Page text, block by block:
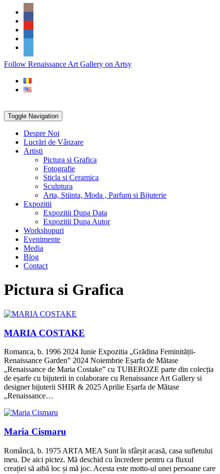
Skip
content
Social
Icons
PARTENER
Follow Renaissance Art Gallery on Artsy
Toggle Navigation
Despre Noi
Lucrări de Vânzare
Artisti
Pictura si Grafica
Fotografie
Sticla si Ceramica
Sculptura
Arta, Stiinta, Moda , Parfum si Bijuterie
Expozitii
Expozitii Dupa Data
Expozitii Dupa Autor
Workshopuri
Evenimente
Media
Blog
Contact
Pictura si Grafica
MARIA COSTAKE
Romanca, b. 1996 2024 Iunie Expozitia „Grădina Feminității-
Renaissance Garden” 2024 Noiembrie Eșarfa de Mătase
„Renaissance de Maria Costake” cu TUBEROZE parte din colecția
de eșarfe cu bijuterii in colaborare cu Renaissance Art Gallery si
designer bijuterii SHIR & 2025 Aprilie Eșarfa de Mătase
„Renaissance…
Maria Cismaru
Româncă, b. 1975 ARTA MEA Sunt în sfârșit acasă, casa sufletului
meu. De aici pictez. Mă deschid cu încredere pentru ca fluxul
creației să aibă loc și mă joc. Acesta este motto-ul unei persoane care